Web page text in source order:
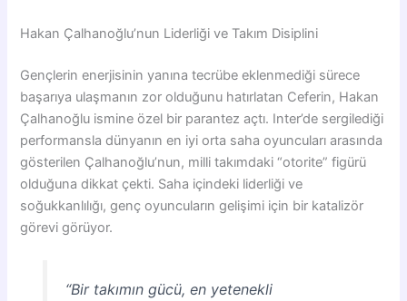
Hakan Çalhanoğlu’nun Liderliği ve Takım Disiplini
Gençlerin enerjisinin yanına tecrübe eklenmediği sürece
başarıya ulaşmanın zor olduğunu hatırlatan Ceferin, Hakan
Çalhanoğlu ismine özel bir parantez açtı. Inter’de sergilediği
performansla dünyanın en iyi orta saha oyuncuları arasında
gösterilen Çalhanoğlu’nun, milli takımdaki “otorite” figürü
olduğuna dikkat çekti. Saha içindeki liderliği ve
soğukkanlılığı, genç oyuncuların gelişimi için bir katalizör
görevi görüyor.
“Bir takımın gücü, en yetenekli